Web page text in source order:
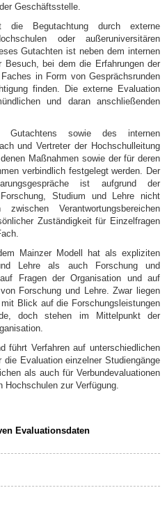
Geschäftsstelle.
die Begutachtung durch externe
oder außeruniversitären
Gutachten ist neben dem internen
Besuch, bei dem die Erfahrungen der
in Form von Gesprächsrunden
finden. Die externe Evaluation
und daran anschließenden
Gutachtens sowie des internen
und Vertreter der Hochschulleitung
denen Maßnahmen sowie der für deren
verbindlich festgelegt werden. Der
ist aufgrund der
Studium und Lehre nicht
Verantwortungsbereichen
Zuständigkeit für Einzelfragen
Mainzer Modell hat als expliziten
Lehre als auch Forschung und
Fragen der Organisation und auf
Forschung und Lehre. Zwar liegen
Blick auf die Forschungsleistungen
doch stehen im Mittelpunkt der
führt Verfahren auf unterschiedlichen
Evaluation einzelner Studiengänge
als auch für Verbundevaluationen
zur Verfügung.
Evaluationsdaten